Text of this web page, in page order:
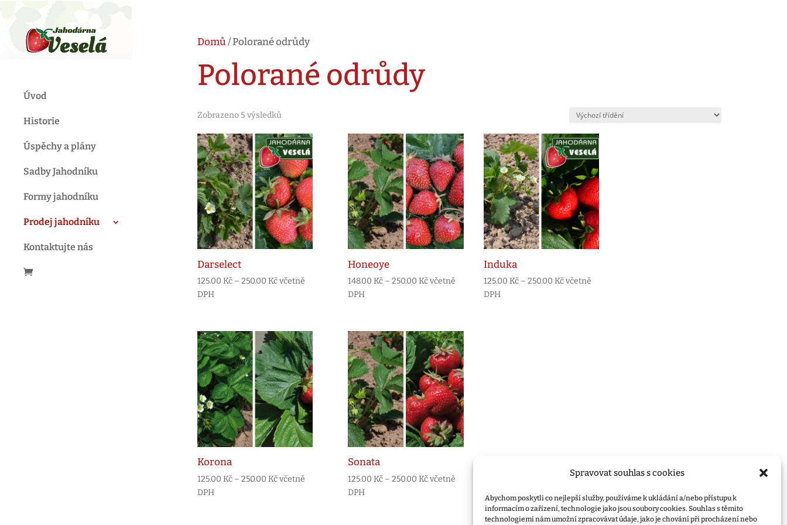
Spravovat souhlas s cookies
Abychom poskytli co nejlepší služby, používáme k ukládání a/nebo přístupu k
informacím o zařízení, technologie jako jsou soubory cookies. Souhlas s těmito
technologiemi nám umožní zpracovávat údaje, jako je chování při procházení nebo
Úvod
Historie
Úspěchy a plány
Sadby Jahodníku
Formy jahodníku
Prodej jahodníku
Kontaktujte nás
Domů/ Polorané odrůdy
Polorané odrůdy
Zobrazeno 5 výsledků
Darselect
125.00 Kč – 250.00 KčRozpětí
250.00 Kč
včetně
DPH
Honeoye
148.00Kč – 250.00KčRozpětí
250.00 Kč
včetně
DPH
Induka
125.00 Kč – 250.00 KčRozpětí
včetně
DPH
Korona
125.00 Kč – 250.00 KčRozpětí
včetně
DPH
Sonata
125.00Kč – 250.00KčRozpětí
včetně
DPH